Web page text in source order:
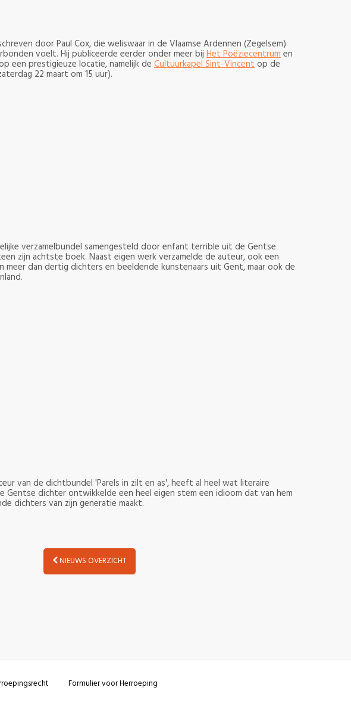
door Paul Cox, die weliswaar in de Vlaamse Ardennen (Zegelsem)
voelt. Hij publiceerde eerder onder meer bij Het Poëziecentrumen
een prestigieuze locatie, namelijk de Cultuurkapel Sint-Vincent op de
22 maart om 15 uur).
verzamelbundel samengesteld door enfant terrible uit de Gentse
zijn achtste boek. Naast eigen werk verzamelde de auteur, ook een
meer dan dertig dichters en beeldende kunstenaars uit Gent, maar ook de
van de dichtbundel 'Parels in zilt en as', heeft al heel wat literaire
Gentse dichter ontwikkelde een heel eigen stem een idioom dat van hem
dichters van zijn generatie maakt.
NIEUWS OVERZICHT
Formulier voor Herroeping